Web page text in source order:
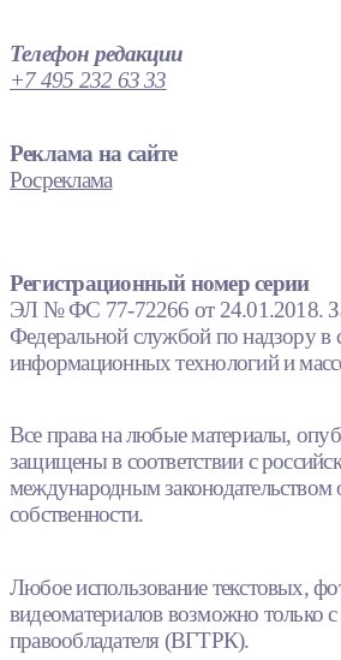
Телефон редакции
+7 495 232 63 33
Реклама на сайте
Росреклама
Регистрационный номер серии
ЭЛ № ФС 77-72266 от 24.01.2018.
Федеральной службой по надзору в
информационных технологий и
Все права на любые материалы,
защищены в соответствии с
международным законодательством
собственности.
Любое использование текстовых,
видеоматериалов возможно только с
правообладателя (ВГТРК).